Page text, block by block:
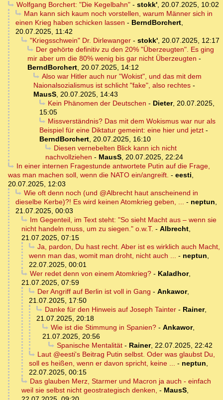
Wolfgang Borchert: "Die Kegelbahn"- stokk', 20.07.2025, 10:02
Man kann sich kaum noch vorstellen, warum Männer sich in
einen Krieg haben schicken lassen - BerndBorchert,
20.07.2025, 11:42
"Kriegsschwein" Dr. Dirlewanger- stokk', 20.07.2025, 12:17
Der gehörte definitiv zu den 20% "Überzeugten". Es ging
mir aber um die 80% wenig bis gar nicht Überzeugten -
BerndBorchert, 20.07.2025, 14:12
Also war Hitler auch nur "Wokist", und das mit dem
Naionalsozialismus ist schlicht "fake", also rechtes -
MausS, 20.07.2025, 14:43
Kein Phänomen der Deutschen - Dieter, 20.07.2025,
15:05
Missverständnis? Das mit dem Wokismus war nur als
Beispiel für eine Diktatur gemeint: eine hier und jetzt -
BerndBorchert, 20.07.2025, 16:10
Diesen vernebelten Blick kann ich nicht
nachvollziehen - MausS, 20.07.2025, 22:24
In einer internen Fragestunde antwortete Putin auf die Frage,
was man machen soll, wenn die NATO ein/angreift. - eesti,
20.07.2025, 12:03
Wie oft denn noch (und @Albrecht haut anscheinend in
dieselbe Kerbe)?! Es wird keinen Atomkrieg geben, ... - neptun,
21.07.2025, 00:03
Im Gegenteil, im Text steht: "So sieht Macht aus – wenn sie
nicht handeln muss, um zu siegen." o.w.T. - Albrecht,
21.07.2025, 07:15
Ja, pardon, Du hast recht. Aber ist es wirklich auch Macht,
wenn man das, womit man droht, nicht auch ... - neptun,
22.07.2025, 00:01
Wer redet denn von einem Atomkrieg?- Kaladhor,
21.07.2025, 07:59
Der Angriff auf Berlin ist voll in Gang - Ankawor,
21.07.2025, 17:50
Danke für den Hinweis auf Joseph Tainter- Rainer,
21.07.2025, 20:18
Wie ist die Stimmung in Spanien?- Ankawor,
21.07.2025, 20:56
Spanische Mentalität- Rainer, 22.07.2025, 22:42
Laut @eesti's Beitrag Putin selbst. Oder was glaubst Du,
soll es heißen, wenn er davon spricht, keine ... - neptun,
22.07.2025, 00:15
Das glauben Merz, Starmer und Macron ja auch - einfach
weil sie selbst nicht geostrategisch denken, - MausS,